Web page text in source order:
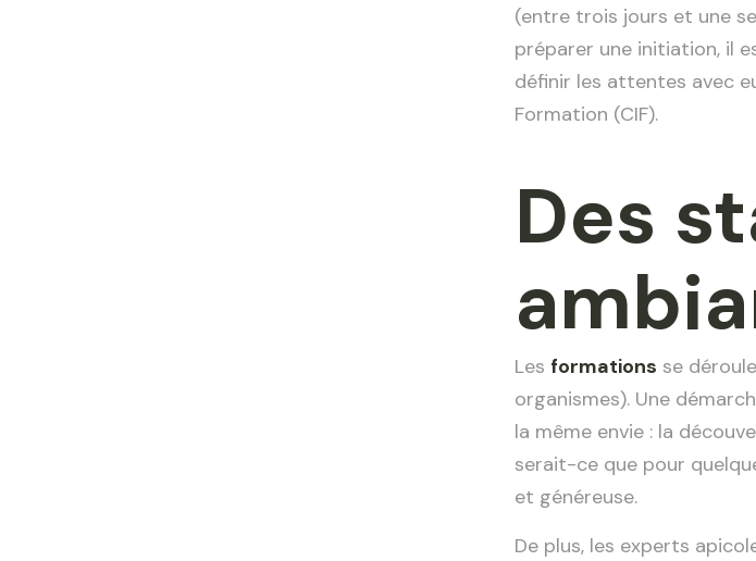
(entre trois jours et une
préparer une initiation, il
définir les attentes avec
Formation (CIF).
Des
Les formations se
organismes). Une
la même envie : la
serait-ce que pour
et généreuse.
De plus, les experts